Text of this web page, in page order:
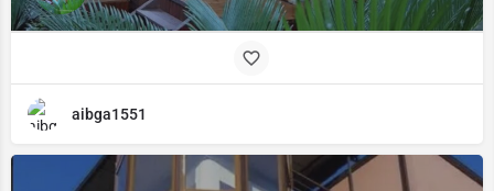
aibga1551